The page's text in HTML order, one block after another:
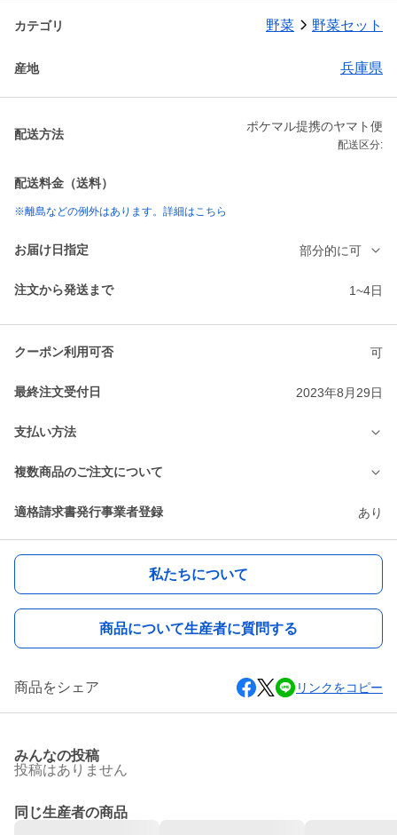
カテゴリ 野菜 野菜セット
産地 兵庫県
配送方法
ポケマル提携のヤマト便
配送区分:
配送料金（送料）
※離島などの例外はあります。詳細はこちら
お届け日指定 部分的に可
注文から発送まで 1~4日
クーポン利用可否 可
最終注文受付日 2023年8月29日
支払い方法
複数商品のご注文について
適格請求書発行事業者登録 あり
私たちについて
商品について生産者に質問する
商品をシェア リンクをコピー
みんなの投稿
投稿はありません
同じ生産者の商品